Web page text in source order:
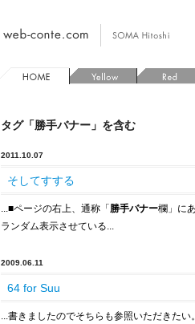
タグ「勝手バナー」を含む
2011.10.07
そしてすする
...■ページの右上、通称「 勝手バナー欄」に
ランダム表示させている...
2009.06.11
64 for Suu
...書きましたのでそちらも参照いただきたい。